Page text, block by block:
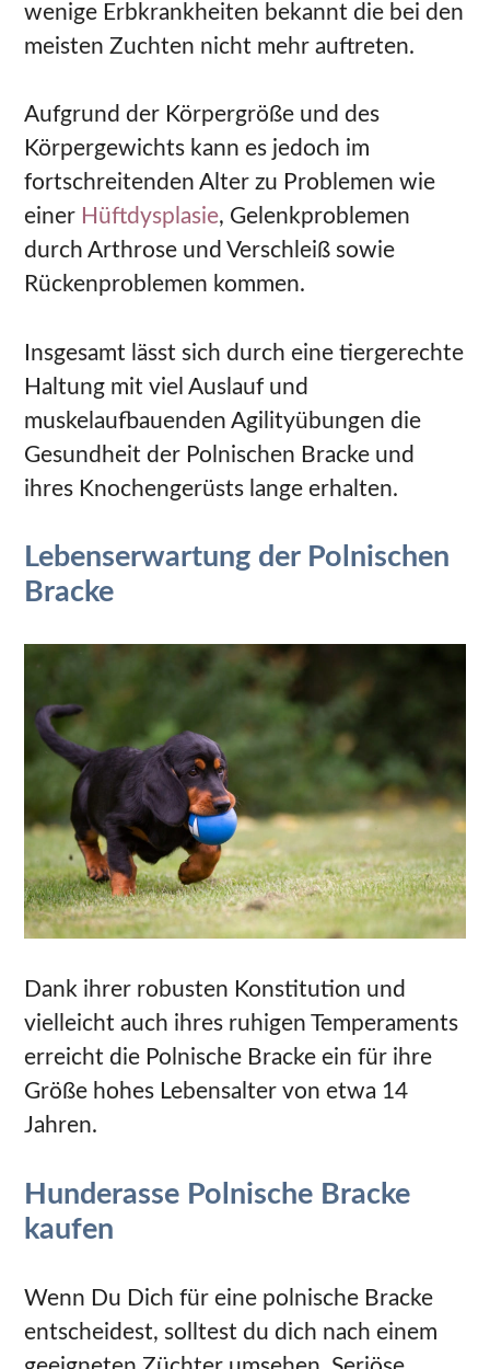
wenige Erbkrankheiten bekannt die bei den
meisten Zuchten nicht mehr auftreten.
Aufgrund der Körpergröße und des
Körpergewichts kann es jedoch im
fortschreitenden Alter zu Problemen wie
einer Hüftdysplasie, Gelenkproblemen
durch Arthrose und Verschleiß sowie
Rückenproblemen kommen.
Insgesamt lässt sich durch eine tiergerechte
Haltung mit viel Auslauf und
muskelaufbauenden Agilityübungen die
Gesundheit der Polnischen Bracke und
ihres Knochengerüsts lange erhalten.
Lebenserwartung der Polnischen
Bracke
Dank ihrer robusten Konstitution und
vielleicht auch ihres ruhigen Temperaments
erreicht die Polnische Bracke ein für ihre
Größe hohes Lebensalter von etwa 14
Jahren.
Hunderasse Polnische Bracke
kaufen
Wenn Du Dich für eine polnische Bracke
entscheidest, solltest du dich nach einem